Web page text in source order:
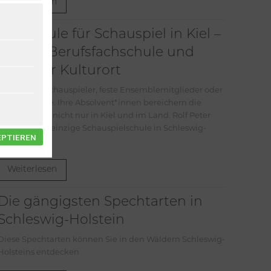
Weiterlesen
Die Schule für Schauspiel in Kiel –
private Berufsfachschule und
kreativer Kulturort
Ob als freie Schauspieler, feste Ensemblemitglieder oder
als Regisseure. Ihre Absolvent*innen bereichern die
Theaterszene nicht nur in Kiel und im Land. Rolf Peter
stellt die einzige Schauspielschule in Schleswig-
vor.
Weiterlesen
Die gängigsten Spechtarten in
Holstein
Spechtarten können Sie in den Wäldern Schleswig-
entdecken